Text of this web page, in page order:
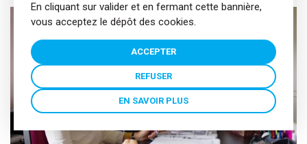
En cliquant sur valider et en fermant cette bannière,
vous acceptez le dépôt des cookies.
ACCEPTER
REFUSER
EN SAVOIR PLUS